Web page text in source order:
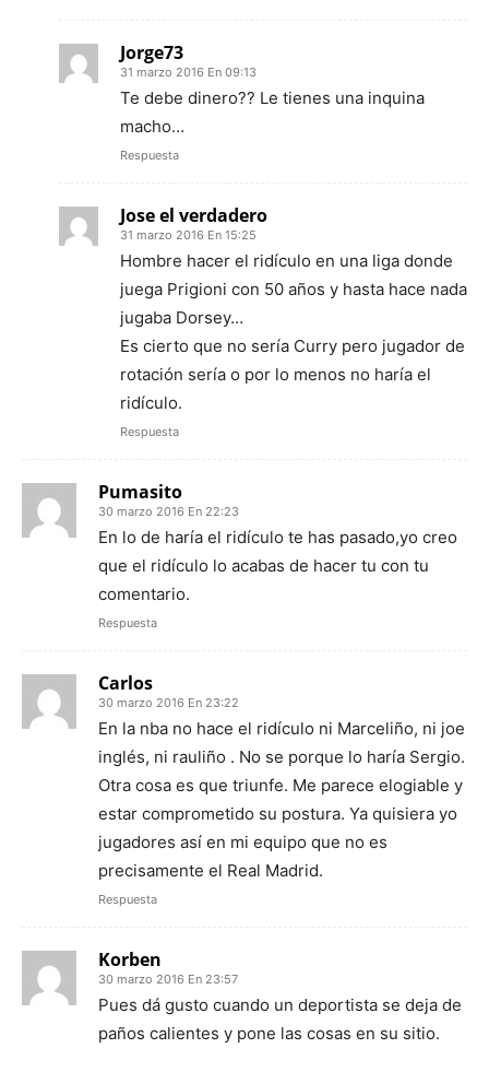
Jorge73
31 marzo 2016 En 09:13
Te debe dinero?? Le tienes una inquina
macho…
Respuesta
Jose el verdadero
31 marzo 2016 En 15:25
Hombre hacer el ridículo en una liga donde
juega Prigioni con 50 años y hasta hace nada
jugaba Dorsey…
Es cierto que no sería Curry pero jugador de
rotación sería o por lo menos no haría el
ridículo.
Respuesta
Pumasito
30 marzo 2016 En 22:23
En lo de haría el ridículo te has pasado,yo creo
que el ridículo lo acabas de hacer tu con tu
comentario.
Respuesta
Carlos
30 marzo 2016 En 23:22
En la nba no hace el ridículo ni Marceliño, ni joe
inglés, ni rauliño . No se porque lo haría Sergio.
Otra cosa es que triunfe. Me parece elogiable y
estar comprometido su postura. Ya quisiera yo
jugadores así en mi equipo que no es
precisamente el Real Madrid.
Respuesta
Korben
30 marzo 2016 En 23:57
Pues dá gusto cuando un deportista se deja de
paños calientes y pone las cosas en su sitio.